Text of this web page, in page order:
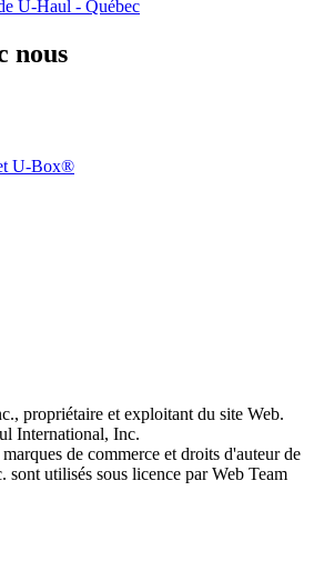
U-Haul - Québec
nous
U-Box®
propriétaire et exploitant du site Web.
International, Inc.
de commerce et droits d'auteur de
utilisés sous licence par Web Team